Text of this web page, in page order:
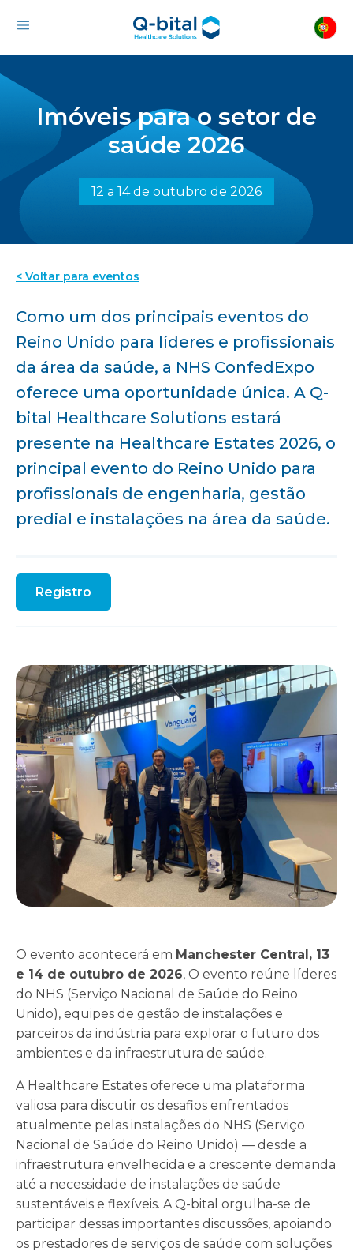
Imóveis para o setor de
saúde 2026
12 a 14 de outubro de 2026
< Voltar para eventos
Como um dos principais eventos do
Reino Unido para líderes e profissionais
da área da saúde, a NHS ConfedExpo
oferece uma oportunidade única. A Q-
bital Healthcare Solutions estará
presente na Healthcare Estates 2026, o
principal evento do Reino Unido para
profissionais de engenharia, gestão
predial e instalações na área da saúde.
Registro
O evento acontecerá em Manchester Central, 13
e 14 de outubro de 2026, O evento reúne líderes
do NHS (Serviço Nacional de Saúde do Reino
Unido), equipes de gestão de instalações e
parceiros da indústria para explorar o futuro dos
ambientes e da infraestrutura de saúde.
A Healthcare Estates oferece uma plataforma
valiosa para discutir os desafios enfrentados
atualmente pelas instalações do NHS (Serviço
Nacional de Saúde do Reino Unido) — desde a
infraestrutura envelhecida e a crescente demanda
até a necessidade de instalações de saúde
sustentáveis e flexíveis. A Q-bital orgulha-se de
participar dessas importantes discussões, apoiando
os prestadores de serviços de saúde com soluções